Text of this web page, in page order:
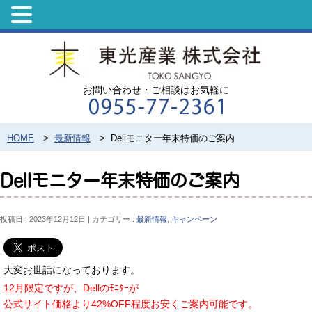
お問い合わせ・ご相談はお気軽に
HOME > 最新情報 > Dellモニター年末特価のご案内
Dellモニター年末特価のご案内
投稿日 : 2023年12月12日 カテゴリー : 最新情報 キャンペーン
大変お世話になっております。
12月限定ですが、Dellのﾓﾆﾀｰが
公式サイト価格より42%OFF程度お安くご案内可能です。